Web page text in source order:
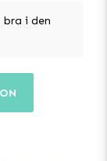
bra i den